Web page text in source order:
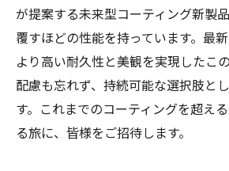
が提案する未来型コーティング新製
覆すほどの性能を持っています。最
より高い耐久性と美観を実現したこ
配慮も忘れず、持続可能な選択肢と
す。これまでのコーティングを超え
る旅に、皆様をご招待します。